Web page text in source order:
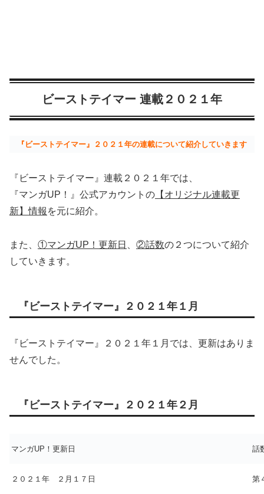
ビーストテイマー 連載２０２１年
『ビーストテイマー』２０２１年の連載について紹介していきます
『ビーストテイマー』連載２０２１年では、
『マンガUP！』公式アカウントの 【オリジナル連載更
新】情報 を元に紹介。
また、 ①マンガUP！更新日 ②話数の２つについて紹介
していきます。
『ビーストテイマー』２０２１年１月
『ビーストテイマー』２０２１年１月では、更新はありま
せんでした。
『ビーストテイマー』２０２１年２月
マンガUP！更新日 話
２０２１年 ２月１７日 第